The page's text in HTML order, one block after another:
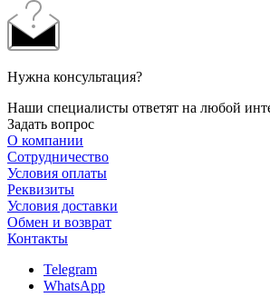
Нужна консультация?
Наши специалисты ответят на любой
Задать вопрос
О компании
Сотрудничество
Условия оплаты
Реквизиты
Условия доставки
Обмен и возврат
Контакты
Telegram
WhatsApp